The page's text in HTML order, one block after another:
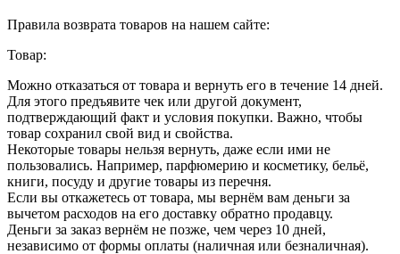
Правила возврата товаров на нашем сайте:
Товар:
Можно отказаться от товара и вернуть его в течение 14 дней.
Для этого предъявите чек или другой документ,
подтверждающий факт и условия покупки. Важно, чтобы
товар сохранил свой вид и свойства.
Некоторые товары нельзя вернуть, даже если ими не
пользовались. Например, парфюмерию и косметику, бельё,
книги, посуду и другие товары из перечня.
Если вы откажетесь от товара, мы вернём вам деньги за
вычетом расходов на его доставку обратно продавцу.
Деньги за заказ вернём не позже, чем через 10 дней,
независимо от формы оплаты (наличная или безналичная).